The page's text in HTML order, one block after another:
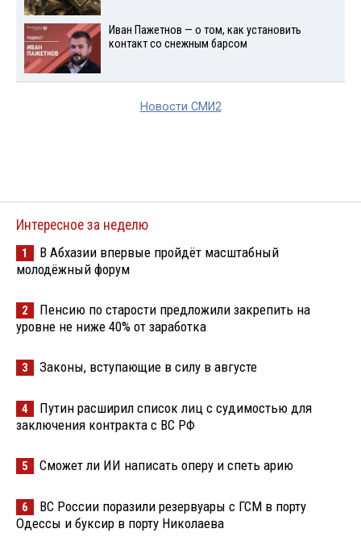
Иван Пажетнов — о том, как установить
контакт со снежным барсом
Новости СМИ2
Интересное за неделю
1
В Абхазии впервые пройдёт масштабный
молодёжный форум
2
Пенсию по старости предложили закрепить на
уровне не ниже 40% от заработка
3 Законы, вступающие в силу в августе
4
Путин расширил список лиц с судимостью для
заключения контракта с ВС РФ
5 Сможет ли ИИ написать оперу и спеть арию
6
ВС России поразили резервуары с ГСМ в порту
Одессы и буксир в порту Николаева